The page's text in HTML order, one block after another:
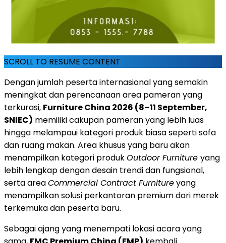
SCROLL TO RESUME CONTENT
Dengan jumlah peserta internasional yang semakin
meningkat dan perencanaan area pameran yang
terkurasi, Furniture China 2026 (8–11 September,
SNIEC) memiliki cakupan pameran yang lebih luas
hingga melampaui kategori produk biasa seperti sofa
dan ruang makan. Area khusus yang baru akan
menampilkan kategori produkOutdoor Furniture yang
lebih lengkap dengan desain trendi dan fungsional,
serta areaCommercial Contract Furnitureyang
menampilkan solusi perkantoran premium dari merek
terkemuka dan peserta baru.
Sebagai ajang yang menempati lokasi acara yang